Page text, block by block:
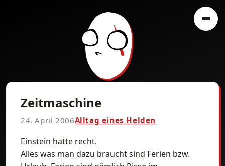
Zeitmaschine
24. April 2006Alltag eines Helden
Einstein hatte recht.
Alles was man dazu braucht sind Ferien bzw.